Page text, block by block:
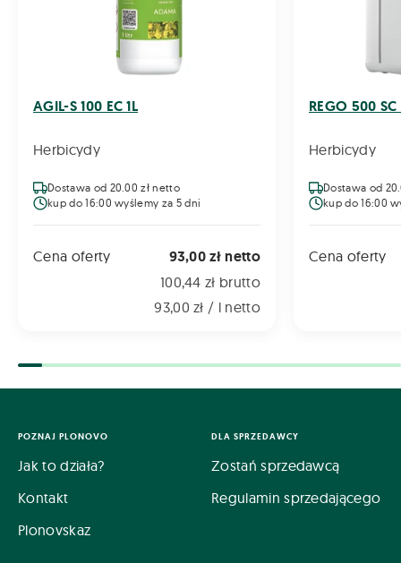
AGIL-S 100 EC 1L
Herbicydy
Dostawa od 20.00 zł netto
kup do 16:00 wyślemy za 5 dni
Cena oferty 93,00 zł netto
100,44 zł brutto
93,00 zł / l netto
REGO 500 SC
Herbicydy
Dostawa od
kup do 16:00
Cena oferty
POZNAJ PLONOVO
Jak to działa?
Kontakt
Plonovskaz
DLA SPRZEDAWCY
Zostań sprzedawcą
Regulamin sprzedającego